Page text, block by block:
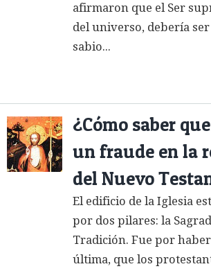
afirmaron que el Ser
del universo, debería
sabio...
¿Cómo saber
un fraude en la
del Nuevo
El edificio de la Iglesia
por dos pilares: la
Tradición. Fue por
última, que los